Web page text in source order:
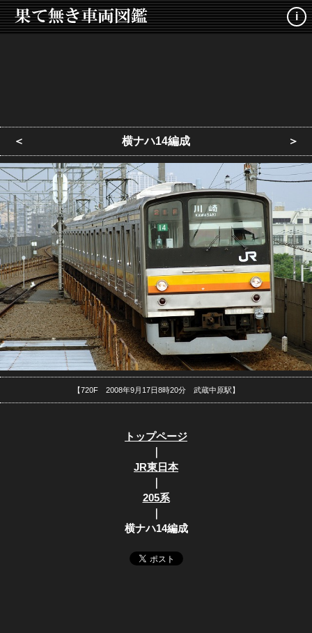
i
＜ 横ナハ14編成 ＞
【720F 2008年9月17日8時20分 武蔵中原駅】
トップページ
｜
JR東日本
｜
205系
｜
横ナハ14編成